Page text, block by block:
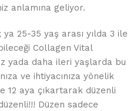
anlamına geliyor.
25-35 yaş arası yılda 3 ile
Collagen Vital
yada daha ileri yaşlarda bu
ve ihtiyacınıza yönelik
12 aya çıkartarak düzenli
Düzen sadece